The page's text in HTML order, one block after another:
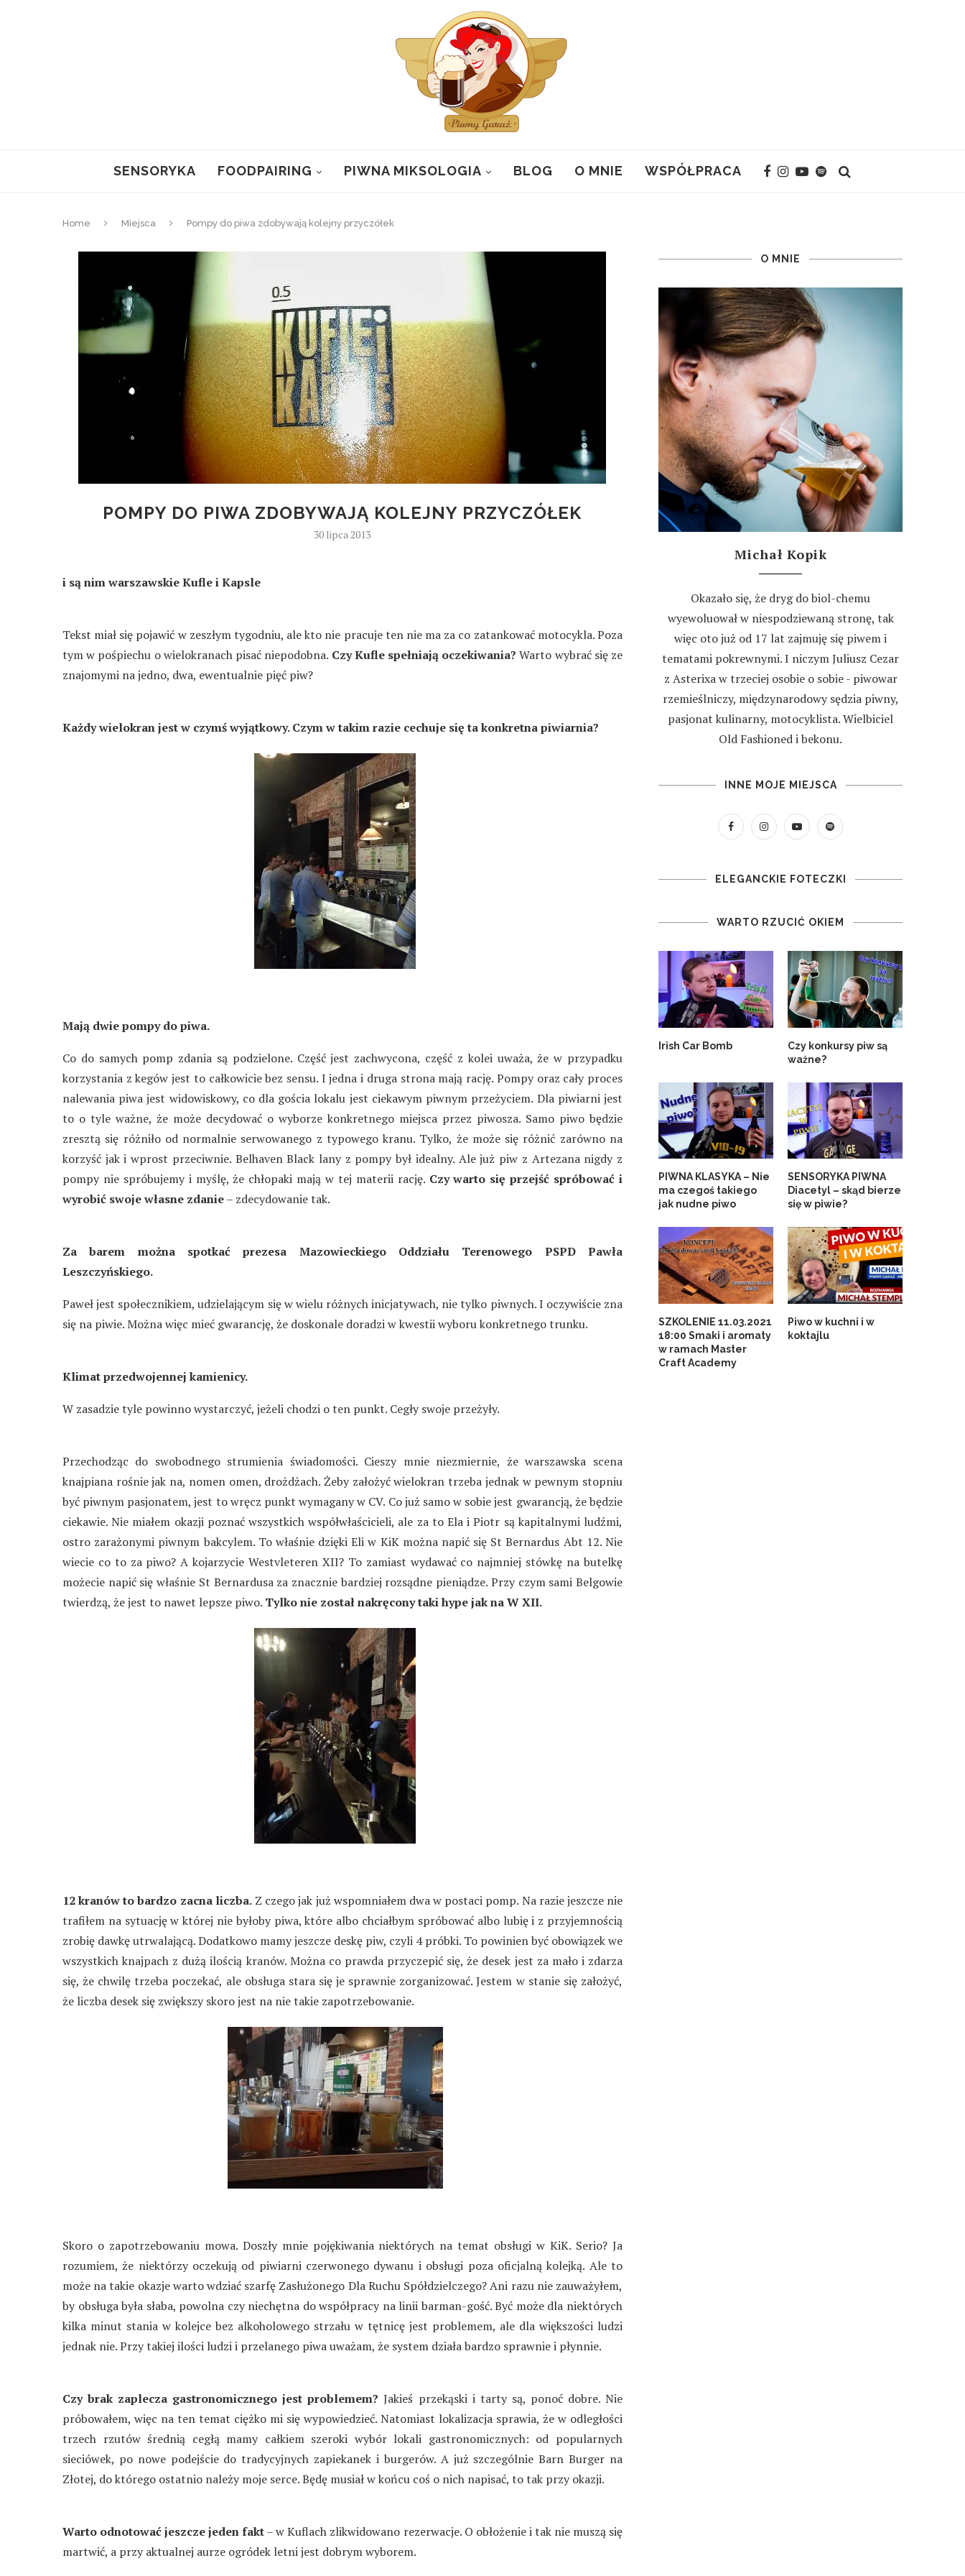
SENSORYKA FOODPAIRING PIWNA MIKSOLOGIA BLOG O MNIE WSPÓŁPRACA
Home Miejsca Pompy do piwa zdobywają kolejny przyczółek
POMPY DO PIWA ZDOBYWAJĄ KOLEJNY PRZYCZÓŁEK
30 lipca 2013
i są nim warszawskie Kufle i Kapsle
Tekst miał się pojawić w zeszłym tygodniu, ale kto nie pracuje ten nie ma za co zatankować motocykla. Poza
tym w pośpiechu o wielokranach pisać niepodobna. Czy Kufle spełniają oczekiwania? Warto wybrać się ze
znajomymi na jedno, dwa, ewentualnie pięć piw?
Każdy wielokran jest w czymś wyjątkowy. Czym w takim razie cechuje się ta konkretna piwiarnia?
Mają dwie pompy do piwa.
Co do samych pomp zdania są podzielone. Część jest zachwycona, część z kolei uważa, że w przypadku
korzystania z kegów jest to całkowicie bez sensu. I jedna i druga strona mają rację. Pompy oraz cały proces
nalewania piwa jest widowiskowy, co dla gościa lokalu jest ciekawym piwnym przeżyciem. Dla piwiarni jest
to o tyle ważne, że może decydować o wyborze konkretnego miejsca przez piwosza. Samo piwo będzie
zresztą się różniło od normalnie serwowanego z typowego kranu. Tylko, że może się różnić zarówno na
korzyść jak i wprost przeciwnie. Belhaven Black lany z pompy był idealny. Ale już piw z Artezana nigdy z
pompy nie spróbujemy i myślę, że chłopaki mają w tej materii rację. Czy warto się przejść spróbować i
wyrobić swoje własne zdanie– zdecydowanie tak.
Za barem można spotkać prezesa Mazowieckiego Oddziału Terenowego PSPD Pawła
Leszczyńskiego.
Paweł jest społecznikiem, udzielającym się w wielu różnych inicjatywach, nie tylko piwnych. I oczywiście zna
się na piwie. Można więc mieć gwarancję, że doskonale doradzi w kwestii wyboru konkretnego trunku.
Klimat przedwojennej kamienicy.
W zasadzie tyle powinno wystarczyć, jeżeli chodzi o ten punkt. Cegły swoje przeżyły.
Przechodząc do swobodnego strumienia świadomości. Cieszy mnie niezmiernie, że warszawska scena
knajpiana rośnie jak na, nomen omen, drożdżach. Żeby założyć wielokran trzeba jednak w pewnym stopniu
być piwnym pasjonatem, jest to wręcz punkt wymagany w CV. Co już samo w sobie jest gwarancją, że będzie
ciekawie. Nie miałem okazji poznać wszystkich współwłaścicieli, ale za to Ela i Piotr są kapitalnymi ludźmi,
ostro zarażonymi piwnym bakcylem. To właśnie dzięki Eli w KiK można napić się St Bernardus Abt 12. Nie
wiecie co to za piwo? A kojarzycie Westvleteren XII? To zamiast wydawać co najmniej stówkę na butelkę
możecie napić się właśnie St Bernardusa za znacznie bardziej rozsądne pieniądze. Przy czym sami Belgowie
twierdzą, że jest to nawet lepsze piwo. Tylko nie został nakręcony taki hype jak na W XII.
12 kranów to bardzo zacna liczba.Z czego jak już wspomniałem dwa w postaci pomp. Na razie jeszcze nie
trafiłem na sytuację w której nie byłoby piwa, które albo chciałbym spróbować albo lubię i z przyjemnością
zrobię dawkę utrwalającą. Dodatkowo mamy jeszcze deskę piw, czyli 4 próbki. To powinien być obowiązek we
wszystkich knajpach z dużą ilością kranów. Można co prawda przyczepić się, że desek jest za mało i zdarza
się, że chwilę trzeba poczekać, ale obsługa stara się je sprawnie zorganizować. Jestem w stanie się założyć,
że liczba desek się zwiększy skoro jest na nie takie zapotrzebowanie.
Skoro o zapotrzebowaniu mowa. Doszły mnie pojękiwania niektórych na temat obsługi w KiK. Serio? Ja
rozumiem, że niektórzy oczekują od piwiarni czerwonego dywanu i obsługi poza oficjalną kolejką. Ale to
może na takie okazje warto wdziać szarfę Zasłużonego Dla Ruchu Spółdzielczego? Ani razu nie zauważyłem,
by obsługa była słaba, powolna czy niechętna do współpracy na linii barman-gość. Być może dla niektórych
kilka minut stania w kolejce bez alkoholowego strzału w tętnicę jest problemem, ale dla większości ludzi
jednak nie. Przy takiej ilości ludzi i przelanego piwa uważam, że system działa bardzo sprawnie i płynnie.
Czy brak zaplecza gastronomicznego jest problemem? Jakieś przekąski i tarty są, ponoć dobre. Nie
próbowałem, więc na ten temat ciężko mi się wypowiedzieć. Natomiast lokalizacja sprawia, że w odległości
trzech rzutów średnią cegłą mamy całkiem szeroki wybór lokali gastronomicznych: od popularnych
sieciówek, po nowe podejście do tradycyjnych zapiekanek i burgerów. A już szczególnie Barn Burger na
Złotej, do którego ostatnio należy moje serce. Będę musiał w końcu coś o nich napisać, to tak przy okazji.
Warto odnotować jeszcze jeden fakt– w Kuflach zlikwidowano rezerwacje. O obłożenie i tak nie muszą się
martwić, a przy aktualnej aurze ogródek letni jest dobrym wyborem.
O MNIE
Michał Kopik
Okazało się, że dryg do biol-chemu
wyewoluował w niespodziewaną stronę, tak
więc oto już od 17 lat zajmuję się piwem i
tematami pokrewnymi. I niczym Juliusz Cezar
z Asterixa w trzeciej osobie o sobie - piwowar
rzemieślniczy, międzynarodowy sędzia piwny,
pasjonat kulinarny, motocyklista. Wielbiciel
Old Fashioned i bekonu.
INNE MOJE MIEJSCA
ELEGANCKIE FOTECZKI
WARTO RZUCIĆ OKIEM
Irish Car Bomb
Czy konkursy piw są
ważne?
PIWNA KLASYKA – Nie
ma czegoś takiego
jak nudne piwo
SENSORYKA PIWNA
Diacetyl – skąd bierze
się w piwie?
SZKOLENIE 11.03.2021
18:00 Smaki i aromaty
w ramach Master
Craft Academy
Piwo w kuchni i w
koktajlu